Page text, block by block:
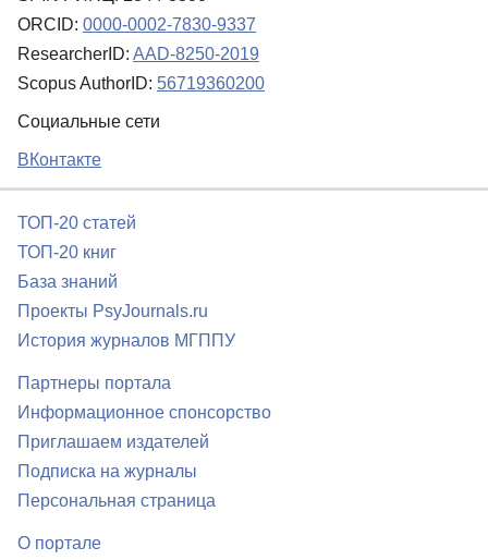
ORCID: 0000-0002-7830-9337
ResearcherID: AAD-8250-2019
Scopus AuthorID: 56719360200
Социальные сети
ВКонтакте
ТОП-20 статей
ТОП-20 книг
База знаний
Проекты PsyJournals.ru
История журналов МГППУ
Партнеры портала
Информационное спонсорство
Приглашаем издателей
Подписка на журналы
Персональная страница
О портале